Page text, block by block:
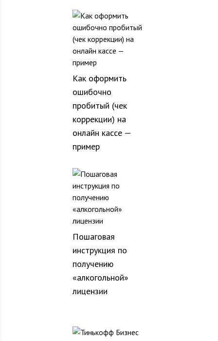
Как оформить
ошибочно
пробитый (чек
коррекции) на
онлайн кассе —
пример
Пошаговая
инструкция по
получению
«алкогольной»
лицензии